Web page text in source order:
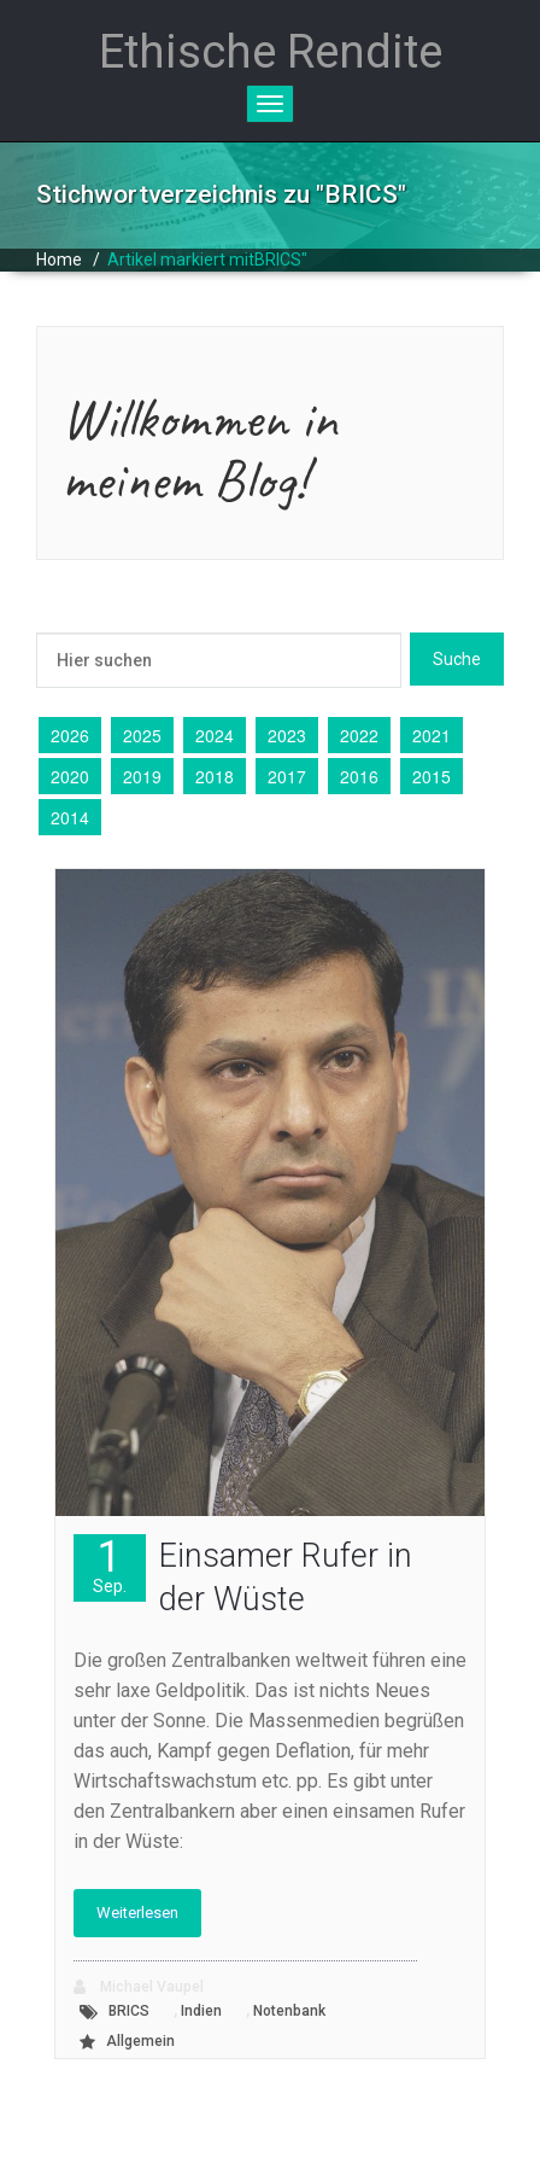
Ethische Rendite
Toggle
Stichwortverzeichnis zu "BRICS"
Home / Artikel markiert mitBRICS"
Willkommen in
meinem Blog!
2026 2025 2024 2023 2022
2021
2020
2019 2018 2017 2016
2015
2014
1
Sep.
Einsamer Rufer in
der Wüste
Die großen Zentralbanken weltweit führen eine
sehr laxe Geldpolitik. Das ist nichts Neues
unter der Sonne. Die Massenmedien begrüßen
das auch, Kampf gegen Deflation, für mehr
Wirtschaftswachstum etc. pp. Es gibt unter
den Zentralbankern aber einen einsamen Rufer
in der Wüste:
Weiterlesen
BRICS
Indien
Notenbank
Allgemein